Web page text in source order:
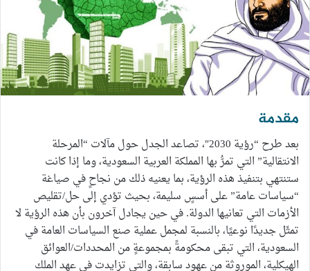
مقدمة
بعد طرح “رؤية 2030″، تصاعد الجدل حول مآلات “المرحلة
الانتقالية” التي تمرُّ بها المملكة العربية السعودية، وما إذا كانت
ستنتهي بتنفيذ هذه الرؤية، بما يعنيه ذلك من نجاحٍ في صياغة
“سياسات عامة” على أسسٍ سليمة، بحيث تؤدي إلى حل/تقليص
الأزمات التي تعانيها الدولة. في حين يجادل آخرون بأن هذه الرؤية لا
تمثّل جديدًا نوعيًا، بالنسبة لمجمل عملية صنع السياسات العامة في
السعودية، التي تبقى محكومةً بمجموعةٍ من المحددات/العوائق
الهيكلية، الموروثة من عهود سابقة، والتي تزايدت في عهد الملك